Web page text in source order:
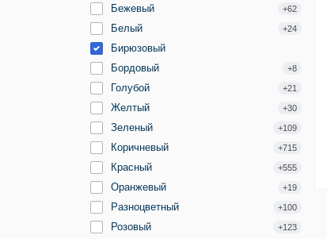
Бежевый +62
Белый +24
Бирюзовый
Бордовый
+8
Голубой +21
Желтый +30
Зеленый +109
Коричневый +715
Красный +555
Оранжевый +19
Разноцветный +100
Розовый +123